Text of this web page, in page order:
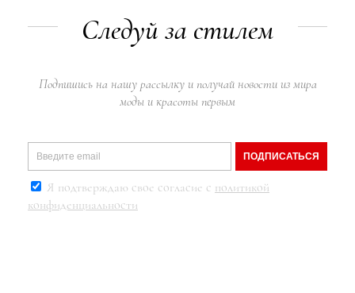
Следуй за стилем
Подпишись на нашу рассылку и получай новости из мира
моды и красоты первым
ПОДПИСАТЬСЯ
Я подтверждаю свое согласие с политикой
конфиденциальности